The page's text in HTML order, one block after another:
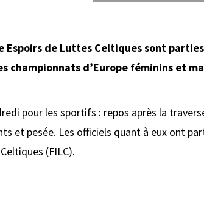
Espoirs de Luttes Celtiques sont
championnats d’Europe féminins et
pour les sportifs : repos après la
et pesée. Les officiels quant à eux ont
(FILC).